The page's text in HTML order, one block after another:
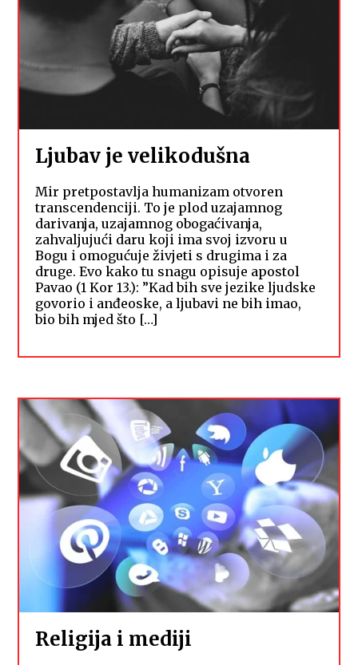
Ljubav je velikodušna
Mir pretpostavlja humanizam otvoren
transcendenciji. To je plod uzajamnog
darivanja, uzajamnog obogaćivanja,
zahvaljujući daru koji ima svoj izvoru u
Bogu i omogućuje živjeti s drugima i za
druge. Evo kako tu snagu opisuje apostol
Pavao (1 Kor 13.): ”Kad bih sve jezike ljudske
govorio i anđeoske, a ljubavi ne bih imao,
bio bih mjed što […]
Religija i mediji